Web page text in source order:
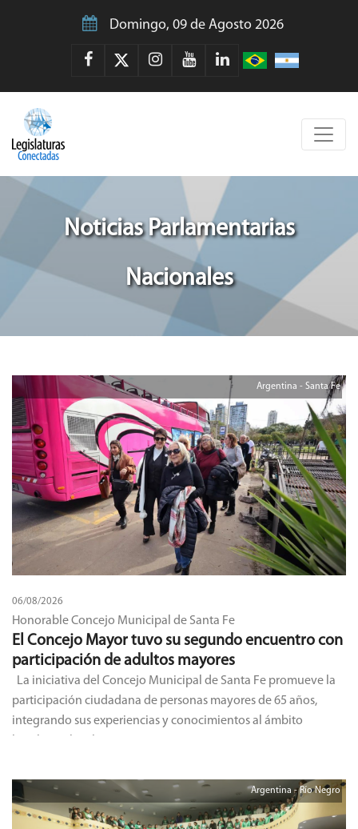
Domingo, 09 de Agosto 2026
Noticias Parlamentarias
Nacionales
06/08/2026
Honorable Concejo Municipal de Santa Fe
Argentina - Santa Fe
El Concejo Mayor tuvo su segundo encuentro con
participación de adultos mayores
La iniciativa del Concejo Municipal de Santa Fe promueve la
participación ciudadana de personas mayores de 65 años,
integrando sus experiencias y conocimientos al ámbito
Argentina - Río Negro